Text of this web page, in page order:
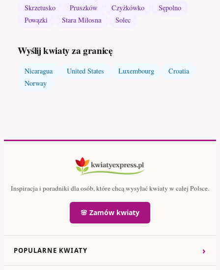
Skrzetusko
Pruszków Czyżkówko
Sępolno
Powązki
Stara Miłosna Solec
Wyślij kwiaty za granicę
Nicaragua United States Luxembourg
Croatia
Norway
Inspiracja i poradniki dla osób, które chcą wysyłać kwiaty w całej Polsce.
🌸 Zamów kwiaty
POPULARNE KWIATY ›